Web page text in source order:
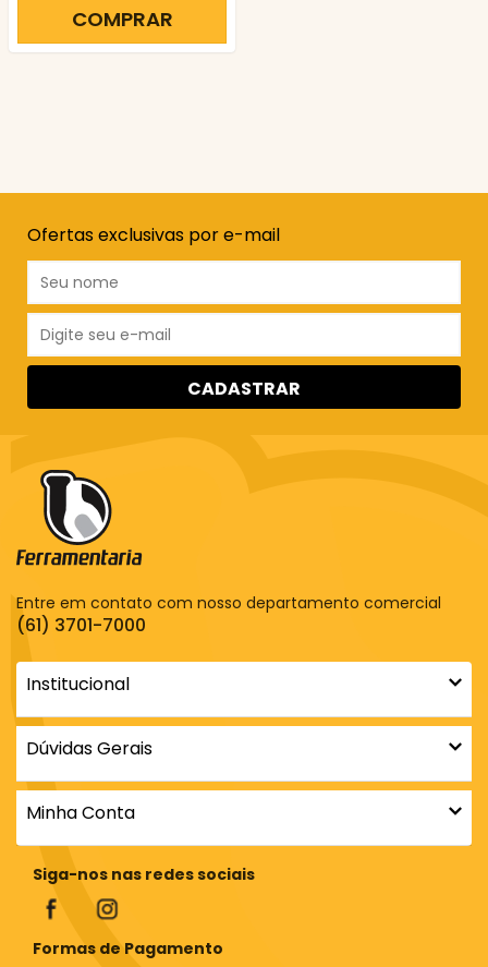
COMPRAR
Ofertas exclusivas por e-mail
CADASTRAR
Entre em contato com nosso departamento comercial
(61) 3701-7000
Institucional
Dúvidas Gerais
Minha Conta
Siga-nos nas redes sociais
Formas de Pagamento